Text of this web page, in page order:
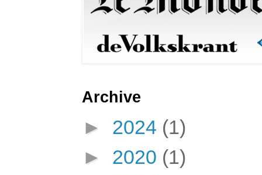
Archive
► 2024 (1)
► 2020 (1)